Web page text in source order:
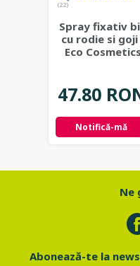
(22)
Spray fixativ
cu rodie si goji
Eco Cosmetics
47.80
Notifică-mă
Ne
Abonează-te la